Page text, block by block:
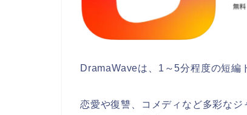
DramaWaveは、1～5分程度の短編
恋愛や復讐、コメディなど多彩な